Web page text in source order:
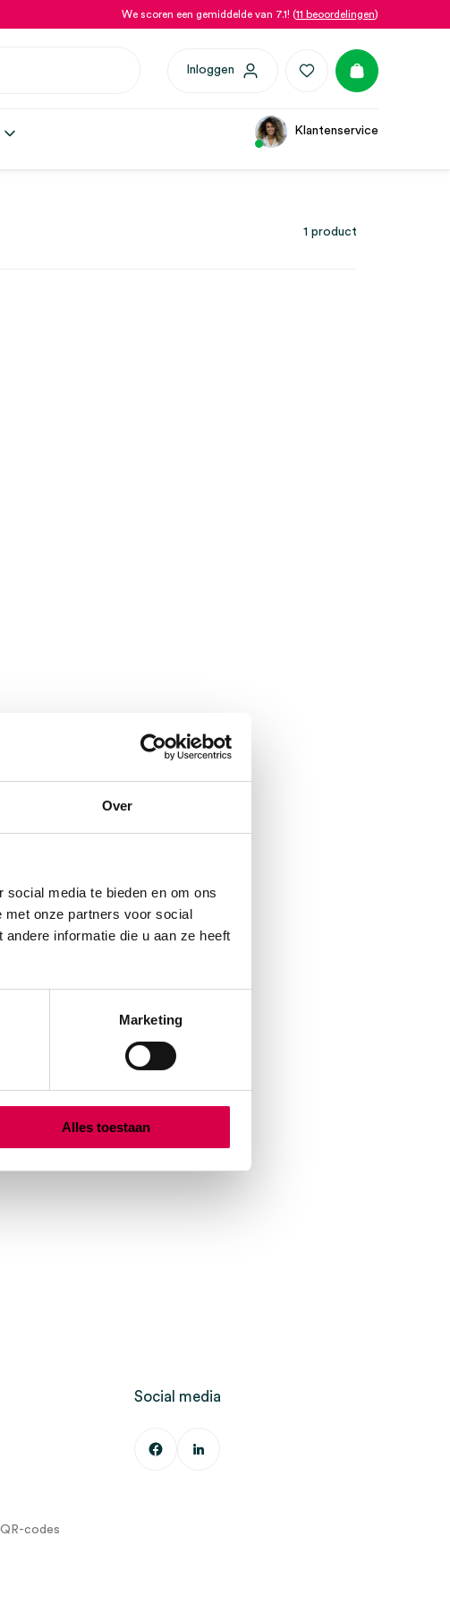
Over
media te bieden en om ons
onze partners voor social
informatie die u aan ze heeft
Marketing
Alles toestaan
We scoren een gemiddelde van 7.1! (11 beoordelingen)
Inloggen
Klantenservice
1 product
codes
Social media